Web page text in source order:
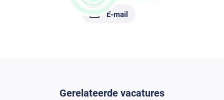
E-mail
Gerelateerde vacatures